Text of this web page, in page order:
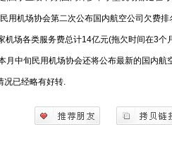
用机场协会第二次公布国内航空公司欠费
机场各类服务费总计14亿元(拖欠时间在3
月中旬民用机场协会还将公布最新的国内
况已经略有好转.